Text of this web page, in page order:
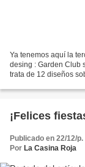
Ya tenemos aquí la
desing : Garden Club
trata de 12 diseños
¡Felices
Publicado en 22/12/
Por La Casina Roja